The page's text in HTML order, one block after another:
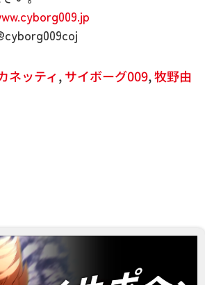
ネッティ,サイボーグ009,牧野由